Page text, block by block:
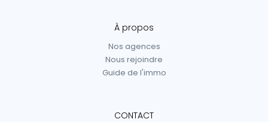
À propos
Nos agences
Nous rejoindre
Guide de l'immo
CONTACT